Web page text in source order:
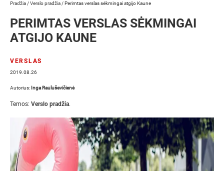
Pradžia /Verslo pradžia /Perimtas verslas sėkmingai atgijo Kaune
PERIMTAS VERSLAS SĖKMINGAI
ATGIJO KAUNE
VERSLAS
2019.08.26
Autorius: Inga Rauluševičienė
Temos: Verslo pradžia.